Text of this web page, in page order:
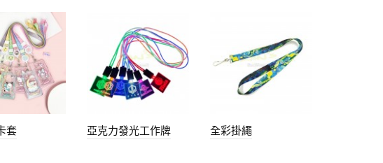
套 亞克力發光工作牌 全彩掛繩